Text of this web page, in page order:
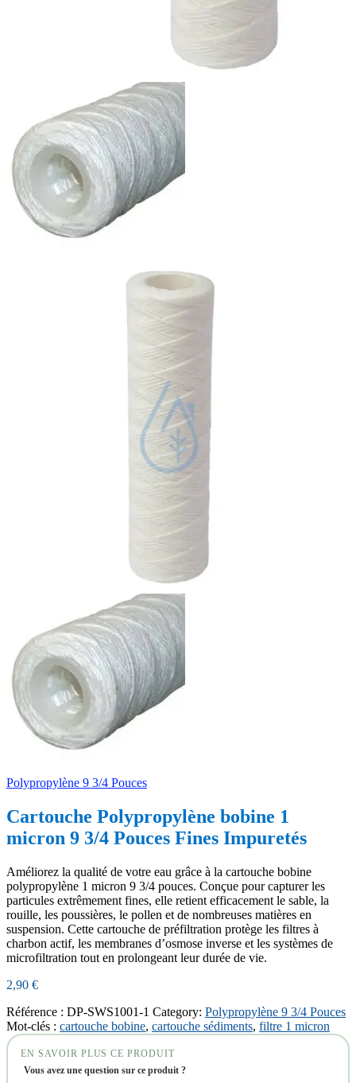
Polypropylène 9 3/4 Pouces
Cartouche Polypropylène bobine 1
micron 9 3/4 Pouces Fines Impuretés
Améliorez la qualité de votre eau grâce à la cartouche bobine
polypropylène 1 micron 9 3/4 pouces. Conçue pour capturer les
particules extrêmement fines, elle retient efficacement le sable, la
rouille, les poussières, le pollen et de nombreuses matières en
suspension. Cette cartouche de préfiltration protège les filtres à
charbon actif, les membranes d’osmose inverse et les systèmes de
microfiltration tout en prolongeant leur durée de vie.
2,90 €
Référence : DP-SWS1001-1 Category: Polypropylène 9 3/4 Pouces
Mot-clés : cartouche bobine, cartouche sédiments, filtre 1 micron
EN SAVOIR PLUS CE PRODUIT
Vous avez une question sur ce produit ?